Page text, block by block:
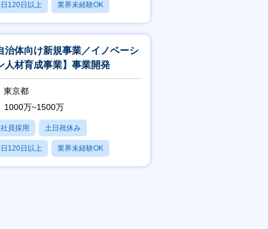
120日以上 業界未経験OK
あり
治体向け新規事業／イノベーシ
人材育成事業】事業開発
東京都
1000万~1500万
員採用 土日祝休み
120日以上 業界未経験OK
あり